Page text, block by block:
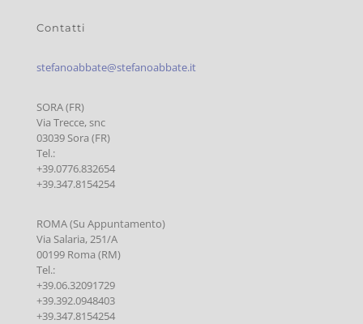
Contatti
stefanoabbate@stefanoabbate.it
SORA (FR)
Via Trecce, snc
03039 Sora (FR)
Tel.:
+39.0776.832654
+39.347.8154254
ROMA (Su Appuntamento)
Via Salaria, 251/A
00199 Roma (RM)
Tel.:
+39.06.32091729
+39.392.0948403
+39.347.8154254